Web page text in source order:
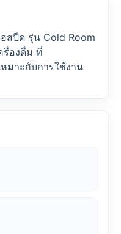
สปีด รุ่น Cold Room
รื่องดื่ม ที่
มาะกับการใช้งาน